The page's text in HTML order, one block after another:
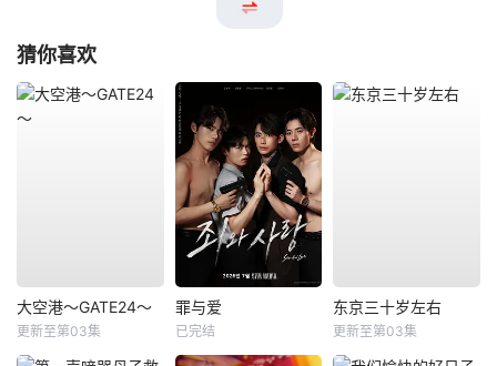
猜你喜欢
大空港～GATE24～
更新至第03集
罪与爱
已完结
东京三十岁左右
更新至第03集